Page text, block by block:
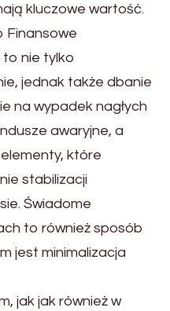
kluczowe wartość.
Finansowe
to nie tylko
jednak także dbanie
na wypadek nagłych
awaryjne, a
które
stabilizacji
Świadome
to również sposób
jest minimalizacja
jak jak również w